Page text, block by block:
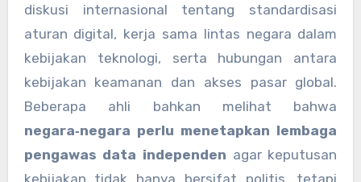
diskusi internasional tentang standardisasi
aturan digital, kerja sama lintas negara dalam
kebijakan teknologi, serta hubungan antara
kebijakan keamanan dan akses pasar global.
Beberapa ahli bahkan melihat bahwa
negara‑negara perlu menetapkan lembaga
pengawas data independen agar keputusan